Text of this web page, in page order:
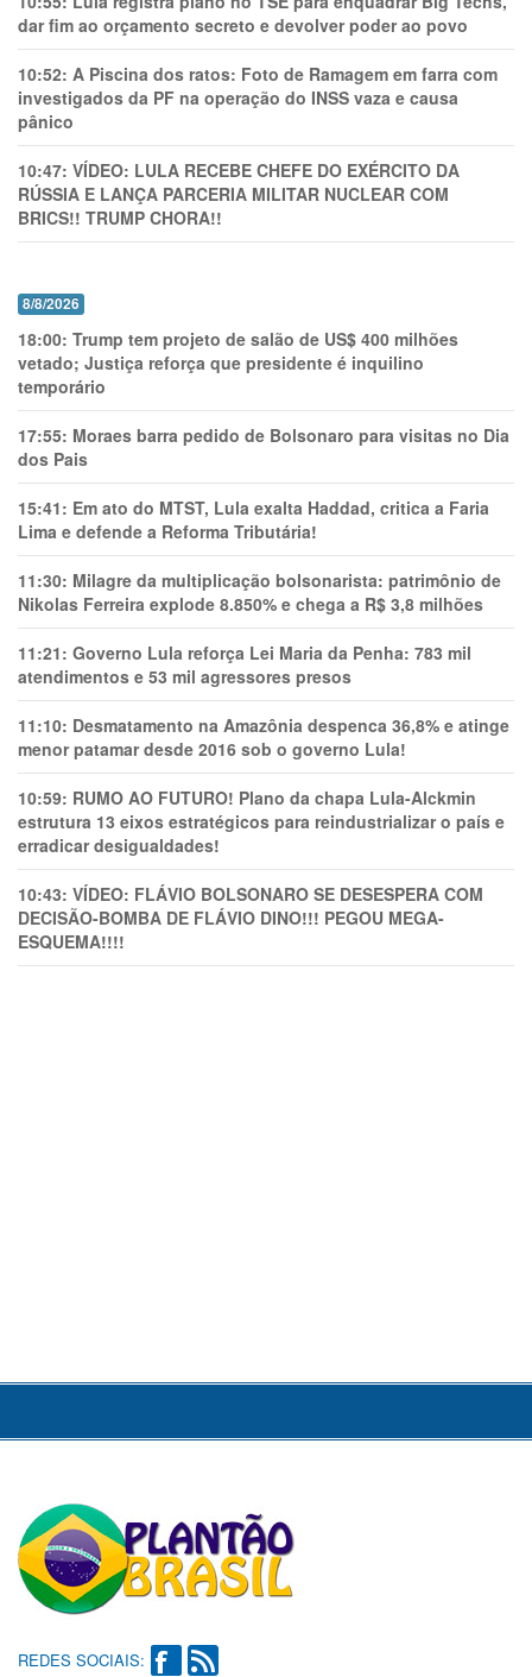
dar fim ao orçamento secreto e devolver poder ao povo
10:52: A Piscina dos ratos: Foto de Ramagem em farra com
investigados da PF na operação do INSS vaza e causa
pânico
10:47: VÍDEO: LULA RECEBE CHEFE DO EXÉRCITO DA
RÚSSIA E LANÇA PARCERIA MILITAR NUCLEAR COM
BRICS!! TRUMP CHORA!!
8/8/2026
18:00: Trump tem projeto de salão de US$ 400 milhões
vetado; Justiça reforça que presidente é inquilino
temporário
17:55: Moraes barra pedido de Bolsonaro para visitas no Dia
dos Pais
15:41: Em ato do MTST, Lula exalta Haddad, critica a Faria
Lima e defende a Reforma Tributária!
11:30: Milagre da multiplicação bolsonarista: patrimônio de
Nikolas Ferreira explode 8.850% e chega a R$ 3,8 milhões
11:21: Governo Lula reforça Lei Maria da Penha: 783 mil
atendimentos e 53 mil agressores presos
11:10: Desmatamento na Amazônia despenca 36,8% e atinge
menor patamar desde 2016 sob o governo Lula!
10:59: RUMO AO FUTURO! Plano da chapa Lula-Alckmin
estrutura 13 eixos estratégicos para reindustrializar o país e
erradicar desigualdades!
10:43: VÍDEO: FLÁVIO BOLSONARO SE DESESPERA COM
DECISÃO-BOMBA DE FLÁVIO DINO!!! PEGOU MEGA-
ESQUEMA!!!!
REDES SOCIAIS: